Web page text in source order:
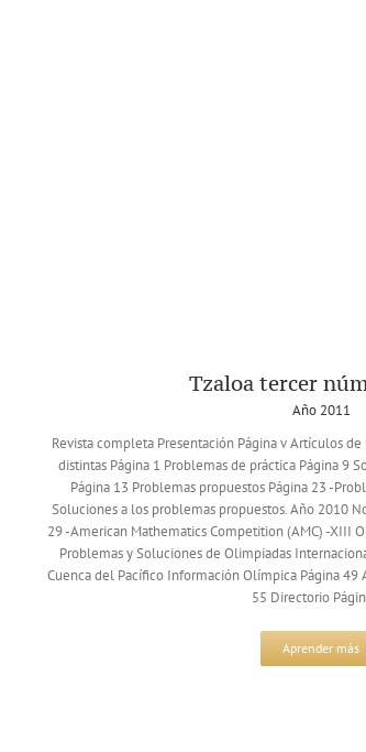
Tzaloa tercer
Año 2011
Revista completa Presentación Página v Artículos
distintas Página 1 Problemas de práctica Página 9
Página 13 Problemas propuestos Página 23 -
Soluciones a los problemas propuestos. Año 2010
29 -American Mathematics Competition (AMC) -XIII
Problemas y Soluciones de Olimpiadas
Cuenca del Pacífico Información Olímpica Página 49
55 Directorio
Aprender más